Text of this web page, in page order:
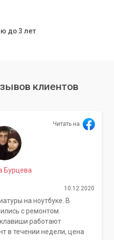
до 3 лет
клиентов
Читать на
Бурцева
10.12.2020
на ноутбуке. В
с ремонтом.
работают
в течении недели, цена